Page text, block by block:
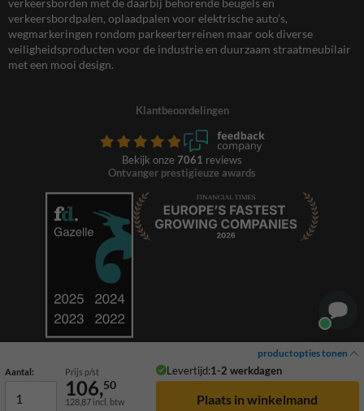
productopties tonen
Aantal: Prijs p/st Levertijd:1-2 werkdagen
106,50
128,87 incl. btw
verkeersborden met de daarbij behorende beugels en
verkeersbordpalen, oplaadpalen voor elektrische auto’s,
wegmarkeringen rondom parkeerterreinen maar ook diverse
veiligheidsproducten voor de industrie en duurzaam straatmeubilair
met een mooi design.
Klantbeoordelingen
Bekijk onze 7061 reviews
Ontvanger prestigieuze awards
© 2026 TrafficSupply. Alle rechten voorbehouden.